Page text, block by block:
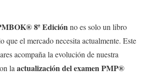
8ª Ediciónno es solo un libro
que el mercado necesita actualmente. Este
acompaña la evolución de nuestra
laactualización del examen PMP®